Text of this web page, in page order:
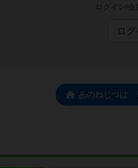
ログイン/会
ロ
あのねじつは